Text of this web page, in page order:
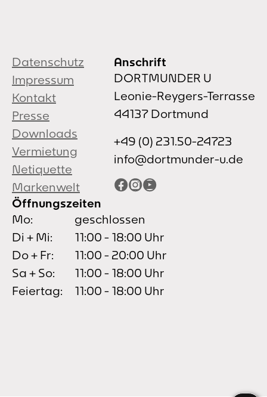
Datenschutz
Impressum
Kontakt
Presse
Downloads
Vermietung
Netiquette
Markenwelt
Anschrift
DORTMUNDER U
Leonie-Reygers-Terrasse
44137 Dortmund
+49 (0) 231.50-24723
info@dortmunder-u.de
Facebook
Instagram
YouTube
Öffnungszeiten
Mo:
geschlossen
Di + Mi:
11:00 - 18:00 Uhr
Do + Fr:
11:00 - 20:00 Uhr
Sa + So:
11:00 - 18:00 Uhr
Feiertag:
11:00 - 18:00 Uhr